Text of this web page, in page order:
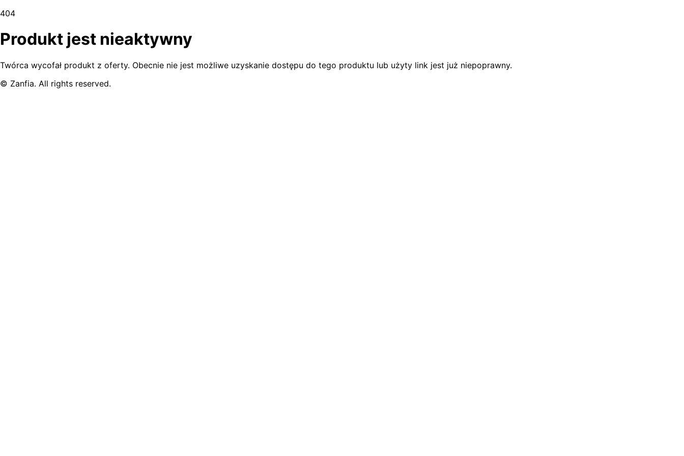
404
Produkt jest nieaktywny
Twórca wycofał produkt z oferty. Obecnie nie jest możliwe uzyskanie dostępu do tego produktu lub użyty link jest już niepoprawny.
© Zanfia. All rights reserved.